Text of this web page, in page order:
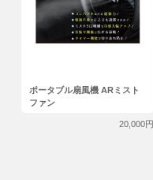
ポータブル扇風機 ARミスト
ファン
20,000円